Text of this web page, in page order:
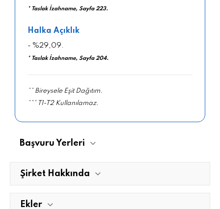
* Taslak İzahname, Sayfa 223.
Halka Açıklık
- %29,09.
* Taslak İzahname, Sayfa 204.
** Bireysele Eşit Dağıtım.
*** T1-T2 Kullanılamaz.
Başvuru Yerleri
Şirket Hakkında
Ekler